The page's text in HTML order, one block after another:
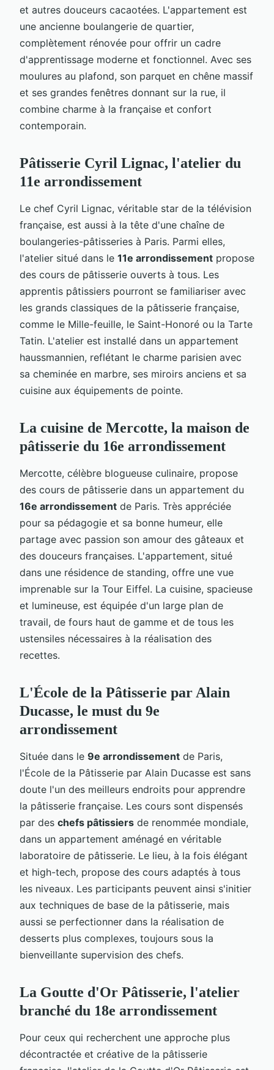
et autres douceurs cacaotées. L'appartement est
une ancienne boulangerie de quartier,
complètement rénovée pour offrir un cadre
d'apprentissage moderne et fonctionnel. Avec ses
moulures au plafond, son parquet en chêne massif
et ses grandes fenêtres donnant sur la rue, il
combine charme à la française et confort
contemporain.
Pâtisserie Cyril Lignac, l'atelier du
11e arrondissement
Le chef Cyril Lignac, véritable star de la télévision
française, est aussi à la tête d'une chaîne de
boulangeries-pâtisseries à Paris. Parmi elles,
l'atelier situé dans le 11e arrondissement propose
des cours de pâtisserie ouverts à tous. Les
apprentis pâtissiers pourront se familiariser avec
les grands classiques de la pâtisserie française,
comme le Mille-feuille, le Saint-Honoré ou la Tarte
Tatin. L'atelier est installé dans un appartement
haussmannien, reflétant le charme parisien avec
sa cheminée en marbre, ses miroirs anciens et sa
cuisine aux équipements de pointe.
La cuisine de Mercotte, la maison de
pâtisserie du 16e arrondissement
Mercotte, célèbre blogueuse culinaire, propose
des cours de pâtisserie dans un appartement du
16e arrondissement de Paris. Très appréciée
pour sa pédagogie et sa bonne humeur, elle
partage avec passion son amour des gâteaux et
des douceurs françaises. L'appartement, situé
dans une résidence de standing, offre une vue
imprenable sur la Tour Eiffel. La cuisine, spacieuse
et lumineuse, est équipée d'un large plan de
travail, de fours haut de gamme et de tous les
ustensiles nécessaires à la réalisation des
recettes.
L'École de la Pâtisserie par Alain
Ducasse, le must du 9e
arrondissement
Située dans le 9e arrondissement de Paris,
l'École de la Pâtisserie par Alain Ducasse est sans
doute l'un des meilleurs endroits pour apprendre
la pâtisserie française. Les cours sont dispensés
par des chefs pâtissiers de renommée mondiale,
dans un appartement aménagé en véritable
laboratoire de pâtisserie. Le lieu, à la fois élégant
et high-tech, propose des cours adaptés à tous
les niveaux. Les participants peuvent ainsi s'initier
aux techniques de base de la pâtisserie, mais
aussi se perfectionner dans la réalisation de
desserts plus complexes, toujours sous la
bienveillante supervision des chefs.
La Goutte d'Or Pâtisserie, l'atelier
branché du 18e arrondissement
Pour ceux qui recherchent une approche plus
décontractée et créative de la pâtisserie